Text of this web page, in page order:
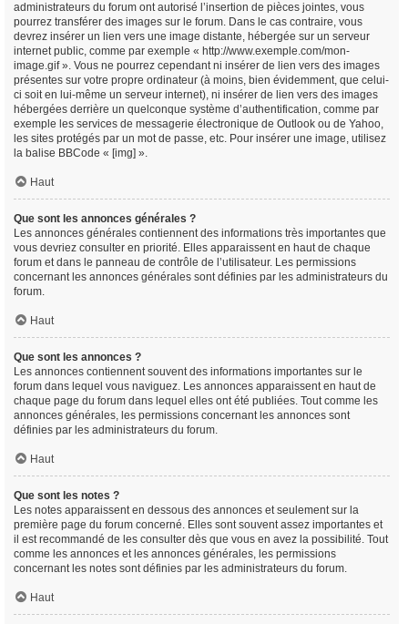
administrateurs du forum ont autorisé l’insertion de pièces jointes, vous
pourrez transférer des images sur le forum. Dans le cas contraire, vous
devrez insérer un lien vers une image distante, hébergée sur un serveur
internet public, comme par exemple « http://www.exemple.com/mon-
image.gif ». Vous ne pourrez cependant ni insérer de lien vers des images
présentes sur votre propre ordinateur (à moins, bien évidemment, que celui-
ci soit en lui-même un serveur internet), ni insérer de lien vers des images
hébergées derrière un quelconque système d’authentification, comme par
exemple les services de messagerie électronique de Outlook ou de Yahoo,
les sites protégés par un mot de passe, etc. Pour insérer une image, utilisez
la balise BBCode « [img] ».
Haut
Que sont les annonces générales ?
Les annonces générales contiennent des informations très importantes que
vous devriez consulter en priorité. Elles apparaissent en haut de chaque
forum et dans le panneau de contrôle de l’utilisateur. Les permissions
concernant les annonces générales sont définies par les administrateurs du
forum.
Haut
Que sont les annonces ?
Les annonces contiennent souvent des informations importantes sur le
forum dans lequel vous naviguez. Les annonces apparaissent en haut de
chaque page du forum dans lequel elles ont été publiées. Tout comme les
annonces générales, les permissions concernant les annonces sont
définies par les administrateurs du forum.
Haut
Que sont les notes ?
Les notes apparaissent en dessous des annonces et seulement sur la
première page du forum concerné. Elles sont souvent assez importantes et
il est recommandé de les consulter dès que vous en avez la possibilité. Tout
comme les annonces et les annonces générales, les permissions
concernant les notes sont définies par les administrateurs du forum.
Haut